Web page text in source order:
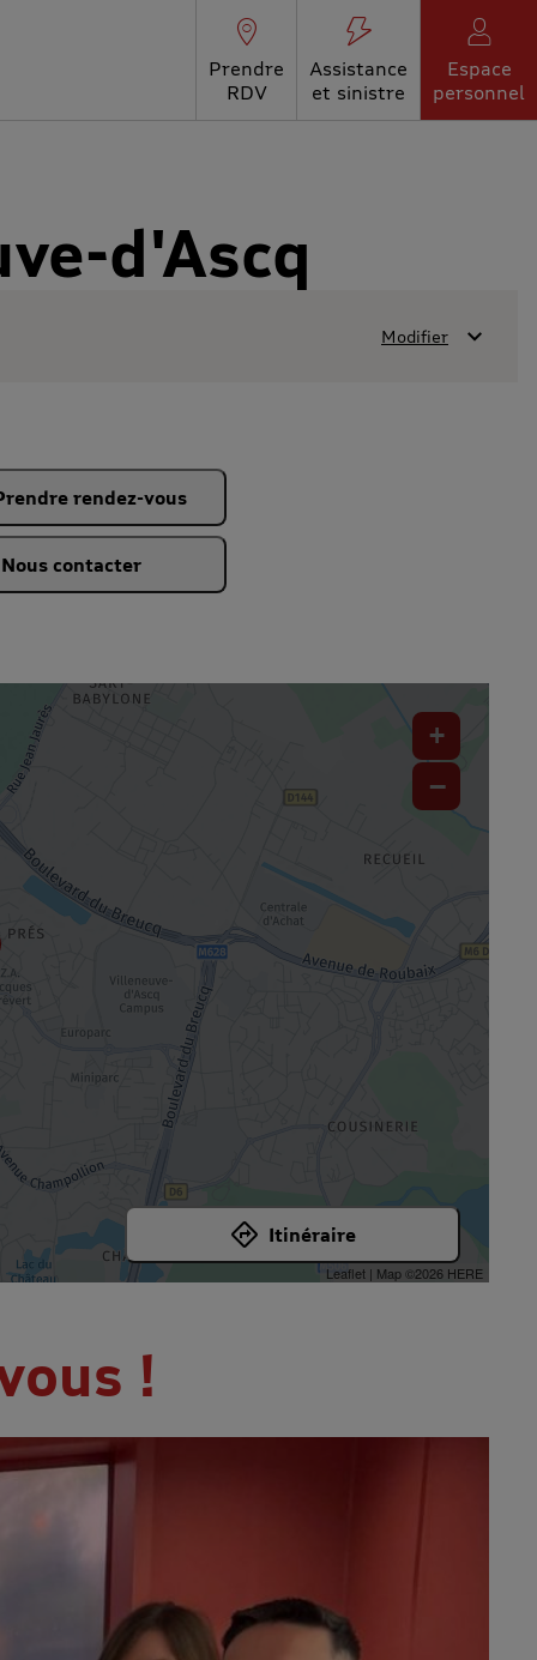
Prendre
RDV
Assistance
et sinistre
Espace
personnel
d'Ascq
Modifier
rendez-vous
Nous contacter
+
−
Leaflet | Map ©2026 HERE
Itinéraire
!